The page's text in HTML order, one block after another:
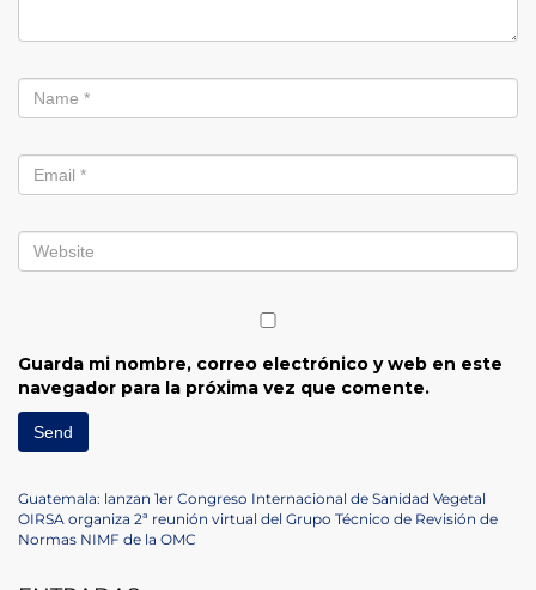
Guarda mi nombre, correo electrónico y web en este
navegador para la próxima vez que comente.
Navegación
de
Previous
Post
Guatemala: lanzan 1er Congreso Internacional de Sanidad Vegetal
Next
Post
OIRSA organiza 2ª reunión virtual del Grupo Técnico de Revisión de
Normas NIMF de la OMC